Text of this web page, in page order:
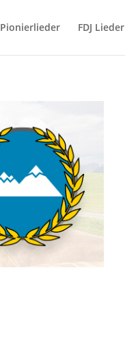
Pionierlieder FDJ Lieder